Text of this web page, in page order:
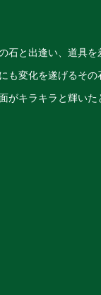
石と出逢い、道具
も変化を遂げるそ
がキラキラと輝い